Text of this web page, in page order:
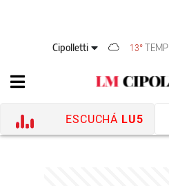
Cipolletti 13°TEMP
ESCUCHÁ LU5